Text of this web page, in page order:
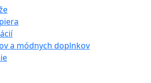
a módnych doplnkov